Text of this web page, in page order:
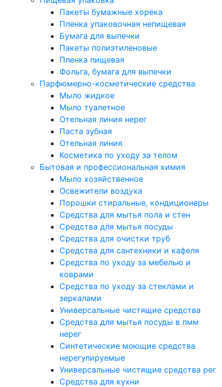
Пакеты бумажные хорека
Пленка упаковочная непищевая
Бумага для выпечки
Пакеты полиэтиленовые
Пленка пищевая
Фольга, бумага для выпечки
Парфюмерно-косметические средства
Мыло жидкое
Мыло туалетное
Отельная линия нерег
Паста зубная
Отельная линия
Косметика по уходу за телом
Бытовая и профессиональная химия
Мыло хозяйственное
Освежители воздуха
Порошки стиральные, кондиционеры
Средства для мытья пола и стен
Средства для мытья посуды
Средства для очистки труб
Средства для сантехники и кафеля
Средства по уходу за мебелью и
коврами
Средства по уходу за стеклами и
зеркалами
Универсальные чистящие средства
Средства для мытья посуды в пмм
нерег
Синтетические моющие средства
нерегулируемые
Универсальные чистящие средства рег
Средства для кухни